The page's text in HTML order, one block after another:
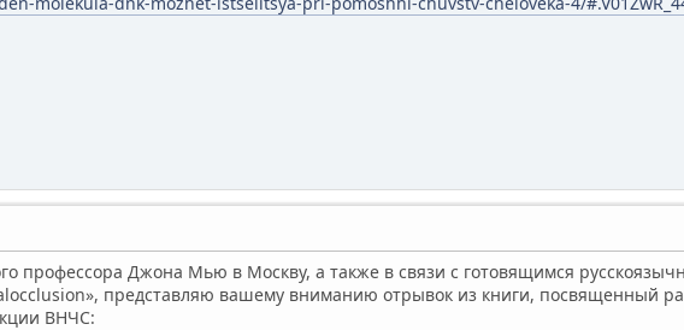
профессора Джона Мью в Москву, а также в связи с готовящимся
представляю вашему вниманию отрывок из книги, посвященный
ВНЧС: